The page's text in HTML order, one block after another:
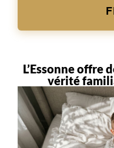
L’Essonne offre
vérité